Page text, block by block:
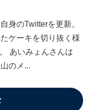
身のTwitterを更新。
ケーキを切り抜く様
あいみょんさんは
のメ...